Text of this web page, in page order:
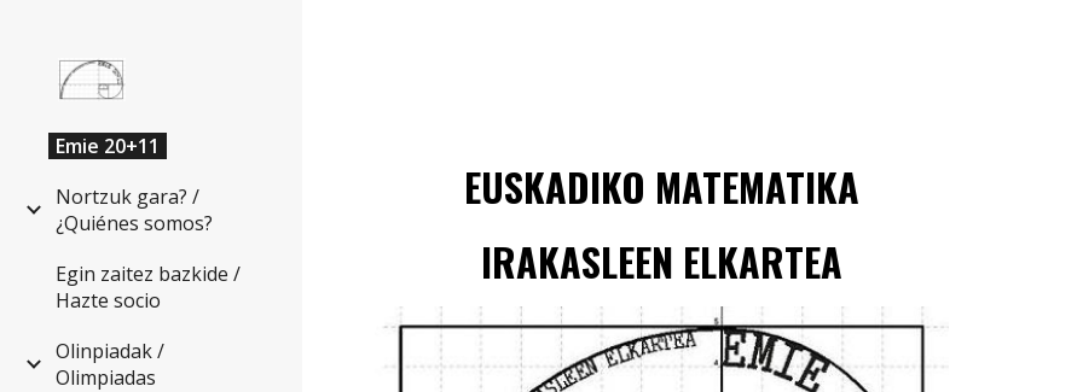
Emie 20+11
Nortzuk gara? /
¿Quiénes somos?
Egin zaitez bazkide /
Hazte socio
Olinpiadak /
Olimpiadas
EUSKADIKO MATEMATIKA
IRAKASLEEN ELKARTEA